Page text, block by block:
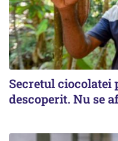
Secretul ciocolatei
descoperit. Nu se